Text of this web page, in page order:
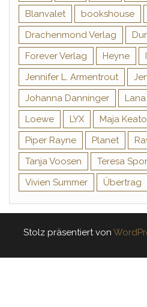
Blanvalet
bookshouse
Drachenmond Verlag
Forever Verlag
Heyne
Jennifer L. Armentrout
Johanna Danninger
Loewe
LYX Maja
Piper Rayne
Planet
Tanja Voosen
Teresa
Vivien Summer
Übertrag
Stolz präsentiert von